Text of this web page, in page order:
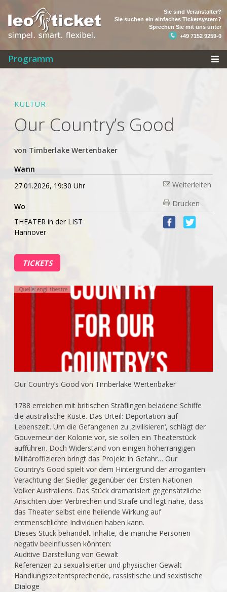
Sie sind Veranstalter?
Sie suchen ein einfaches Ticketsystem?
Sprechen Sie mit uns unter
+49 7152 9259-0
Programm
KULTUR
Our Country’s Good
von Timberlake Wertenbaker
Wann
27.01.2026, 19:30 Uhr
Weiterleiten
Wo
Drucken
THEATER in der LIST
Hannover
TICKETS
Quelle: engl. theatre
Our Country’s Good von Timberlake Wertenbaker
1788 erreichen mit britischen Sträflingen beladene Schiffe
die australische Küste. Das Urteil: Deportation auf
Lebenszeit. Um die Gefangenen zu ‚zivilisieren‘, schlägt der
Gouverneur der Kolonie vor, sie sollen ein Theaterstück
aufführen. Doch Widerstand von einigen höherrangigen
Militäroffizieren bringt das Projekt in Gefahr… Our
Country’s Good spielt vor dem Hintergrund der arroganten
Verachtung der Siedler gegenüber der Ersten Nationen
Völker Australiens. Das Stück dramatisiert gegensätzliche
Ansichten über Verbrechen und Strafe und legt nahe, dass
das Theater selbst eine heilende Wirkung auf
entmenschlichte Individuen haben kann.
Dieses Stück behandelt Inhalte, die manche Personen
negativ beeinflussen könnten:
Auditive Darstellung von Gewalt
Referenzen zu sexualisierter und physischer Gewalt
Handlungszeitentsprechende, rassistische und sexistische
Dialoge